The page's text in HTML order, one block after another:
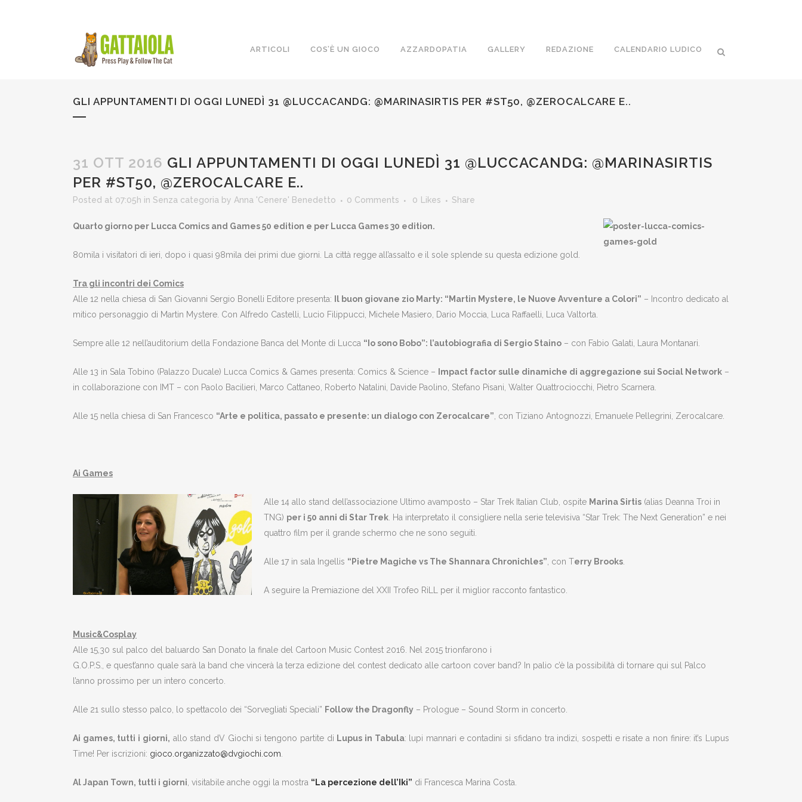
ARTICOLI COS’È UN GIOCO AZZARDOPATIA GALLERY REDAZIONE CALENDARIO LUDICO
GLI APPUNTAMENTI DI OGGI LUNEDÌ 31 @LUCCACANDG: @MARINASIRTIS PER #ST50, @ZEROCALCARE E..
31 OTT 2016 GLI APPUNTAMENTI DI OGGI LUNEDÌ 31 @LUCCACANDG: @MARINASIRTIS
PER #ST50, @ZEROCALCARE E..
Posted at 07:05h in Senza categoria by Anna 'Cenere' Benedetto 0 Comments 0 Likes Share
Quarto giorno per Lucca Comics and Games 50 edition e per Lucca Games 30 edition.
80mila i visitatori di ieri, dopo i quasi 98mila dei primi due giorni. La città regge all’assalto e il sole splende su questa edizione gold.
Tra gli incontri dei Comics
Alle 12 nella chiesa di San Giovanni Sergio Bonelli Editore presenta:
Il buon giovane zio Marty: “Martin Mystere, le Nuove Avventure a Colori” – Incontro dedicato al
mitico personaggio di Martin Mystere. Con Alfredo Castelli, Lucio Filippucci, Michele Masiero, Dario Moccia, Luca Raffaelli, Luca Valtorta.
Sempre alle 12 nell’auditorium della Fondazione Banca del Monte di Lucca “Io sono Bobo”: l’autobiografia di Sergio Staino – con Fabio Galati, Laura Montanari.
Alle 13 in Sala Tobino (Palazzo Ducale) Lucca Comics & Games presenta: Comics & Science – Impact factor sulle dinamiche di aggregazione sui Social Network –
in collaborazione con IMT – con Paolo Bacilieri, Marco Cattaneo, Roberto Natalini, Davide Paolino, Stefano Pisani, Walter Quattrociocchi, Pietro Scarnera.
Alle 15 nella chiesa di San Francesco “Arte e politica, passato e presente: un dialogo con Zerocalcare” , con Tiziano Antognozzi, Emanuele Pellegrini, Zerocalcare.
Ai Games
Alle 14 allo stand dell’associazione Ultimo avamposto – Star Trek Italian Club, ospite Marina Sirtis (alias Deanna Troi in
TNG) per i 50 anni di Star Trek . Ha interpretato il consigliere nella serie televisiva “Star Trek: The Next Generation” e nei
quattro film per il grande schermo che ne sono seguiti.
Alle 17 in sala Ingellis “Pietre Magiche vs The Shannara Chronichles” , con Terry Brooks
A seguire la Premiazione del XXII Trofeo RiLL per il miglior racconto fantastico.
Music&Cosplay
Alle 15,30 sul palco del baluardo San Donato la finale del Cartoon Music Contest 2016. Nel 2015 trionfarono i
G.O.P.S., e quest’anno quale sarà la band che vincerà la terza edizione del contest dedicato alle cartoon cover band? In palio c’è la possibilità di tornare qui sul Palco
l’anno prossimo per un intero concerto.
Alle 21 sullo stesso palco, lo spettacolo dei “Sorvegliati Speciali” Follow the Dragonfly – Prologue – Sound Storm in concerto.
Ai games, tutti i giorni, allo stand dV Giochi si tengono partite di Lupus in Tabula: lupi mannari e contadini si sfidano tra indizi, sospetti e risate a non finire: it’s Lupus
Time! Per iscrizioni: gioco.organizzato@dvgiochi.com
Al Japan Town, tutti i giorni , visitabile anche oggi la mostra “La percezione dell’Iki” di Francesca Marina Costa.